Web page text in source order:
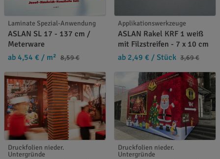
Laminate Spezial-Anwendung
ASLAN SL 17 - 137 cm /
Meterware
ab 4,54 € / m² 8,59 €
Applikationswerkzeuge
ASLAN Rakel KRF 1 weiß
mit Filzstreifen - 7 x 10 cm
ab 2,49 € / Stück 3,69 €
Druckfolien nieder.
Untergründe
Druckfolien nieder.
Untergründe